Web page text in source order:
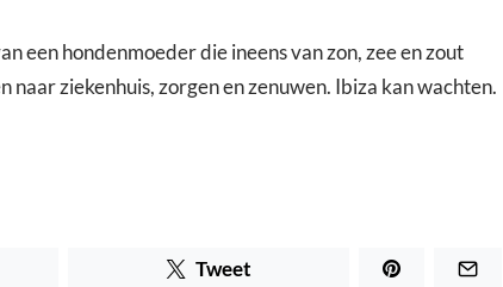
een hondenmoeder die ineens van zon, zee en zout
naar ziekenhuis, zorgen en zenuwen. Ibiza kan wachten.
Tweet